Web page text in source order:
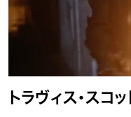
トラヴィス・スコ